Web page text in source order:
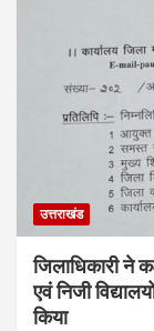
उत्तराखंड
जिलाधिकारी ने
एवं निजी
किया